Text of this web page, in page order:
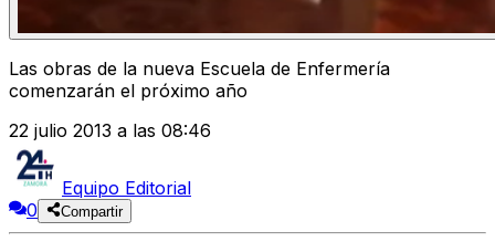
Las obras de la nueva Escuela de Enfermería
comenzarán el próximo año
22 julio 2013 a las 08:46
Equipo Editorial
0
Compartir